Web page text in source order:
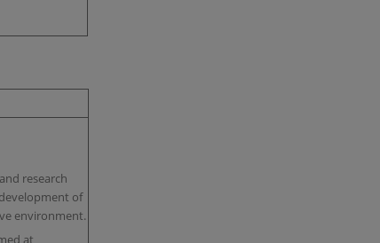
research
of
environment.